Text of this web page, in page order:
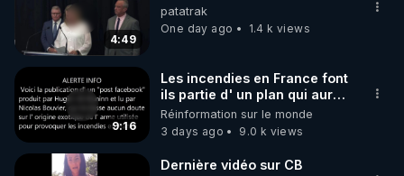
4:49
patatrak
One day ago
1.4 k views
9:16
Les incendies en France font
ils partie d' un plan qui aurait
débuté le 11 septembre 2001
?
Réinformation sur le monde
3 days ago
9.0 k views
Dernière vidéo sur CB